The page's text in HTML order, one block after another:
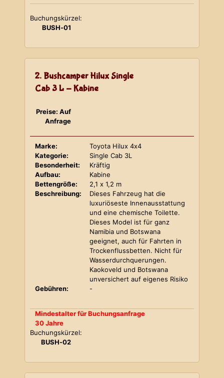
Buchungskürzel:
BUSH-01
2. Bushcamper Hilux Single
Cab 3 L - Kabine
Preise: Auf
Anfrage
Marke:
Toyota Hilux 4x4
Kategorie:
Single Cab 3L
Besonderheit:
Kräftig
Aufbau:
Kabine
Bettengröße:
2,1 x 1,2 m
Beschreibung:
Dieses Fahrzeug hat die
luxuriöseste Innenausstattung
und eine chemische Toilette.
Dieses Model ist für ganz
Namibia und Botswana
geeignet, auch für Fahrten in
Trockenflussbetten. Nicht für
Wasserdurchquerungen.
Kaokoveld und Botswana
unversichert auf eigenes Risiko
Gebühren:
-
Mindestalter für Buchungsanfrage
30 Jahre
Buchungskürzel:
BUSH-02